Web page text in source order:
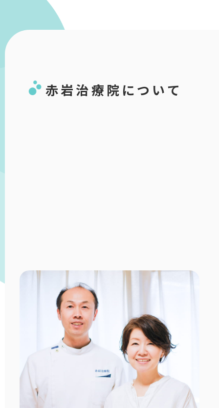
赤岩治療院について
ホームページをご覧いただき、ありがとうござ
います。赤岩治療院は、2012年に東京・渋
谷・恵比寿で開院しました。おかげ様で、
目を迎えることができました。
私たちは夫婦で鍼灸師をしています。それぞれ
の治療経験や知識を活かしながら、質の高い治
療を目指しています。
身体に不調があると、気持ちも重くなりがちで